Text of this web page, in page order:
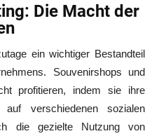
Die Macht der
ein wichtiger Bestandteil
Souvenirshops und
profitieren, indem sie ihre
auf verschiedenen sozialen
die gezielte Nutzung von